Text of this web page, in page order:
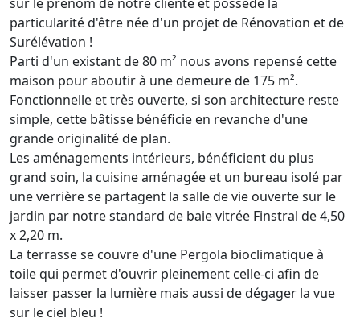
particularité d'être née d'un projet de Rénovation et de
Surélévation !
Parti d'un existant de 80 m² nous avons repensé cette
maison pour aboutir à une demeure de 175 m².
Fonctionnelle et très ouverte, si son architecture reste
simple, cette bâtisse bénéficie en revanche d'une
grande originalité de plan.
Les aménagements intérieurs, bénéficient du plus
grand soin, la cuisine aménagée et un bureau isolé par
une verrière se partagent la salle de vie ouverte sur le
jardin par notre standard de baie vitrée Finstral de 4,50
x 2,20 m.
La terrasse se couvre d'une Pergola bioclimatique à
toile qui permet d'ouvrir pleinement celle-ci afin de
laisser passer la lumière mais aussi de dégager la vue
sur le ciel bleu !